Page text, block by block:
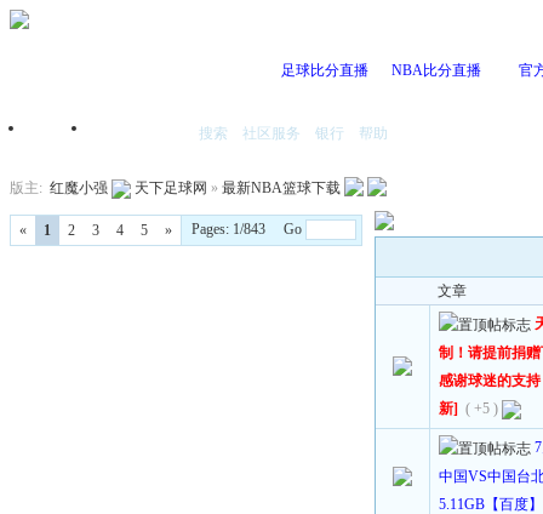
足球比分直播 NBA比分直播 官
首页 搜索 社区服务 银行 帮助
版主: 红魔小强 天下足球网 » 最新NBA篮球下载
« 1 2 3 4 5 » Pages: 1/843 Go
文章
制！请提前捐
感谢球迷的支持
新] ( +5 )
中国VS中国台
5.11GB【百度】